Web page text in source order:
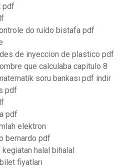
pdf
do ruído bistafa pdf
de inyeccion de plastico pdf
que calculaba capitulo 8
soru bankası pdf indir
pdf
pdf
elektron
bernardo pdf
halal bihalal
fiyatları